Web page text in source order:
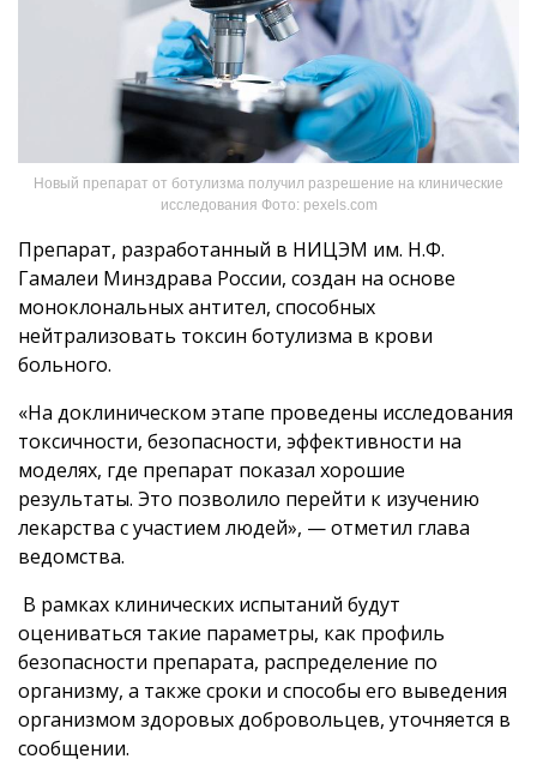
Новый препарат от ботулизма получил разрешение на клинические
исследования Фото: pexels.com
Препарат, разработанный в НИЦЭМ им. Н.Ф.
Гамалеи Минздрава России, создан на основе
моноклональных антител, способных
нейтрализовать токсин ботулизма в крови
больного.
«На доклиническом этапе проведены исследования
токсичности, безопасности, эффективности на
моделях, где препарат показал хорошие
результаты. Это позволило перейти к изучению
лекарства с участием людей», — отметил глава
ведомства.
В рамках клинических испытаний будут
оцениваться такие параметры, как профиль
безопасности препарата, распределение по
организму, а также сроки и способы его выведения
организмом здоровых добровольцев, уточняется в
сообщении.